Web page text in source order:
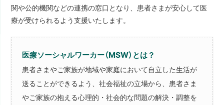
関や公的機関などの連携の窓口となり、患者さまが安心して医
療が受けられるよう支援いたします。
医療ソーシャルワーカー（MSW）とは？
患者さまやご家族が地域や家庭において自立した生活が
送ることができるよう、社会福祉の立場から、患者さま
やご家族の抱える心理的・社会的な問題の解決・調整を